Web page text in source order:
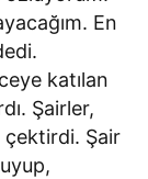
En
katılan
Şairler,
çektirdi. Şair